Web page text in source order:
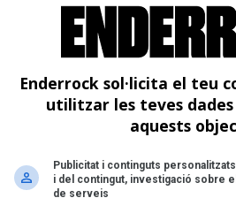
Enderrock sol·licita el teu
utilitzar les teves
aquests
Publicitat i continguts
i del contingut, investigació sobre
de serveis